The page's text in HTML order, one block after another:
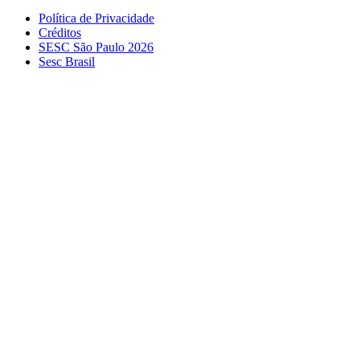
Política de Privacidade
Créditos
SESC São Paulo 2026
Sesc Brasil